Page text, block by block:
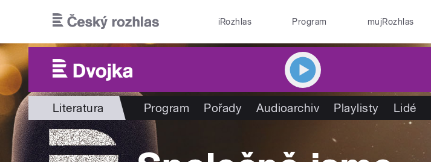
iRozhlas Program mujRozhlas
Literatura Program Pořady Audioarchiv Playlisty Lidé